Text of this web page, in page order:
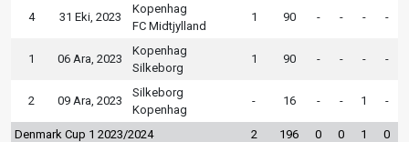
4 31 Eki, 2023
Kopenhag
FC Midtjylland
1 90 - - - -
1 06 Ara, 2023
Kopenhag
Silkeborg
1 90 - - - -
2 09 Ara, 2023
Silkeborg
Kopenhag
- 16 - - 1 -
Denmark Cup 1 2023/2024 2 196 0 0 1 0